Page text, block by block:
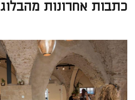
כתבות אחרונות מהבלוג